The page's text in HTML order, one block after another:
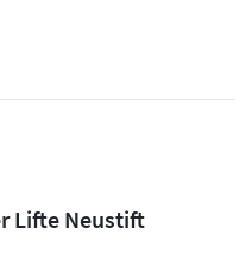
Lifte Neustift